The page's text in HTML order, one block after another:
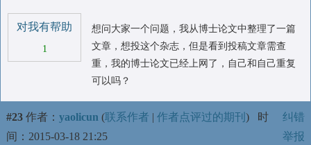
对我有帮助
1
想问大家一个问题，我从博士论文中整理了一篇
文章，想投这个杂志，但是看到投稿文章需查
重，我的博士论文已经上网了，自己和自己重复
可以吗？
#23 作者： yaolicun (联系作者 | 作者点评过的期刊 ) 时
间：2015-03-18 21:25
纠错
举报